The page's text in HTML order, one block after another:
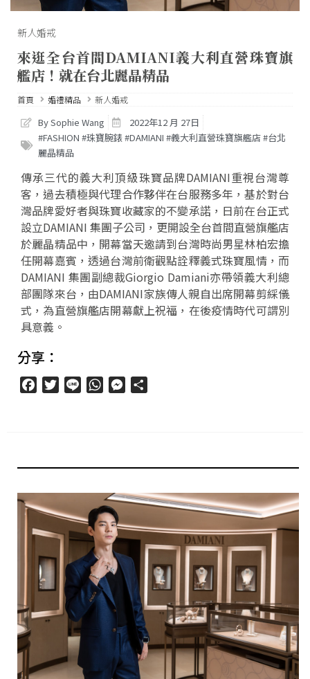
新人婚戒
來逛全台首間DAMIANI義大利直營珠寶旗
艦店！就在台北麗晶精品
首頁 婚禮精品 新人婚戒
By Sophie Wang
2022年12 月 27日
#FASHION #珠寶腕錶 #DAMIANI #義大利直營珠寶旗艦店 #台北
麗晶精品
傳承三代的義大利頂級珠寶品牌DAMIANI重視台灣尊
客，過去積極與代理合作夥伴在台服務多年，基於對台
灣品牌愛好者與珠寶收藏家的不變承諾，日前在台正式
設立DAMIANI 集團子公司，更開設全台首間直營旗艦店
於麗晶精品中，開幕當天邀請到台灣時尚男星林柏宏擔
任開幕嘉賓，透過台灣前衛觀點詮釋義式珠寶風情，而
DAMIANI 集團副總裁Giorgio Damiani亦帶領義大利總
部團隊來台，由DAMIANI家族傳人親自出席開幕剪綵儀
式，為直營旗艦店開幕獻上祝福，在後疫情時代可謂別
具意義。
分享：
FacebookTwitter
Line WhatsAppMessenger